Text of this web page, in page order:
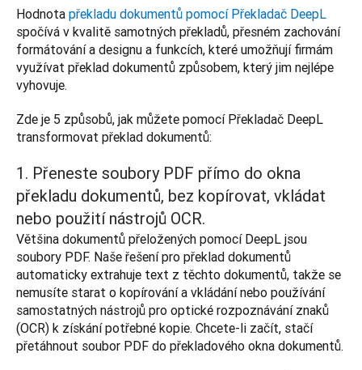
Hodnota překladu dokumentů pomocí Překladač DeepL
spočívá v kvalitě samotných překladů, přesném zachování
formátování a designu a funkcích, které umožňují firmám
využívat překlad dokumentů způsobem, který jim nejlépe
vyhovuje.
Zde je 5 způsobů, jak můžete pomocí Překladač DeepL
transformovat překlad dokumentů:
1. Přeneste soubory PDF přímo do okna
překladu dokumentů, bez kopírovat, vkládat
nebo použití nástrojů OCR.
Většina dokumentů přeložených pomocí DeepL jsou
soubory PDF. Naše řešení pro překlad dokumentů
automaticky extrahuje text z těchto dokumentů, takže se
nemusíte starat o kopírování a vkládání nebo používání
samostatných nástrojů pro optické rozpoznávání znaků
(OCR) k získání potřebné kopie. Chcete-li začít, stačí
přetáhnout soubor PDF do překladového okna dokumentů.